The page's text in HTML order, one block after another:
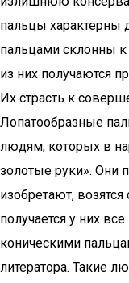
пальцы характерны
пальцами склонны
из них получаются
Их страсть к
Лопатообразные
людям, которых в
золотые руки». Они
изобретают,
получается у них
коническими
литератора. Такие